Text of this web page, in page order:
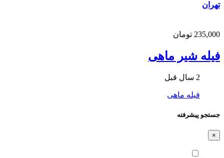
تهران
235,000 تومان
فیله شیر ماهی
2 سال قبل
فیله ماهی
جستجو پیشرفته
×